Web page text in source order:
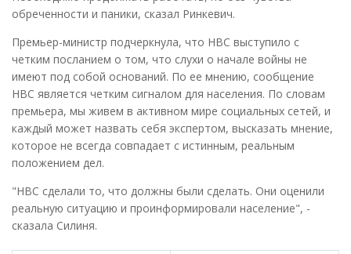
обреченности и паники, сказал Ринкевич.
Премьер-министр подчеркнула, что НВС выступило с
четким посланием о том, что слухи о начале войны не
имеют под собой оснований. По ее мнению, сообщение
НВС является четким сигналом для населения. По словам
премьера, мы живем в активном мире социальных сетей, и
каждый может назвать себя экспертом, высказать мнение,
которое не всегда совпадает с истинным, реальным
положением дел.
"НВС сделали то, что должны были сделать. Они оценили
реальную ситуацию и проинформировали население", -
сказала Силиня.